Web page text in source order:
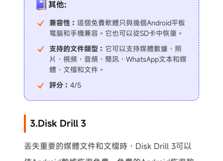
其他:
兼容性： 這個免費軟體只與幾個Android平板
電腦和手機兼容。它也可以從SD卡中恢復。
支持的文件類型： 它可以支持媒體數據，照
片，視頻，音頻，簡訊，WhatsApp文本和媒
體，文檔和文件。
評分： 4/5
3.Disk Drill 3
丟失重要的媒體文件和文檔時，Disk Drill 3可以